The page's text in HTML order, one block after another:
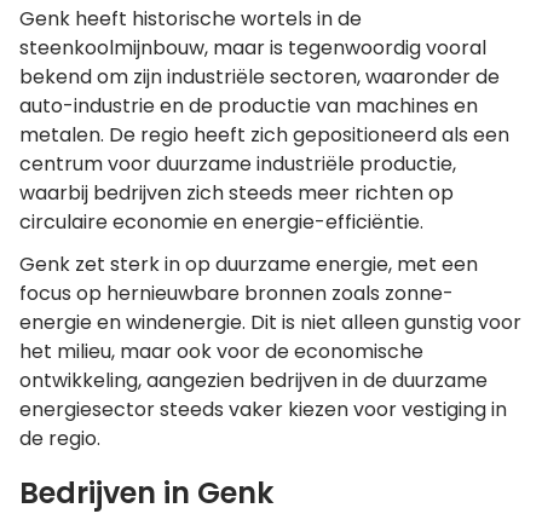
Genk heeft historische wortels in de
steenkoolmijnbouw, maar is tegenwoordig vooral
bekend om zijn industriële sectoren, waaronder de
auto-industrie en de productie van machines en
metalen. De regio heeft zich gepositioneerd als een
centrum voor duurzame industriële productie,
waarbij bedrijven zich steeds meer richten op
circulaire economie en energie-efficiëntie​.
Genk zet sterk in op duurzame energie, met een
focus op hernieuwbare bronnen zoals zonne-
energie en windenergie. Dit is niet alleen gunstig voor
het milieu, maar ook voor de economische
ontwikkeling, aangezien bedrijven in de duurzame
energiesector steeds vaker kiezen voor vestiging in
de regio​.
Bedrijven in Genk